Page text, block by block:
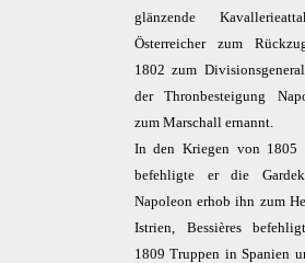
glänzende
Österreicher zum
1802 zum
der Thronbesteigung
zum Marschall ernannt.
In den Kriegen von 1805
befehligte er die
Napoleon erhob ihn zum
Istrien, Bessières
1809 Truppen in Spanien